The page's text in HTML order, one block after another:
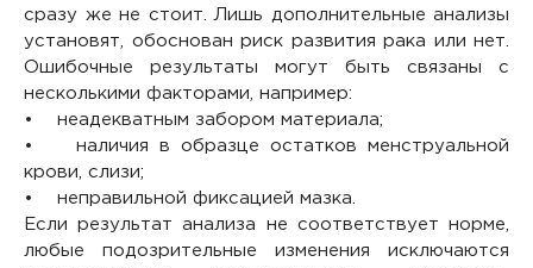
сразу же не стоит. Лишь дополнительные анализы
установят, обоснован риск развития рака или нет.
Ошибочные результаты могут быть связаны с
несколькими факторами, например:
• неадекватным забором материала;
• наличия в образце остатков менструальной
крови, слизи;
• неправильной фиксацией мазка.
Если результат анализа не соответствует норме,
любые подозрительные изменения исключаются